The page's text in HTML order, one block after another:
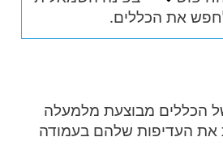
את הכללים.
הכללים מבוצעת מלמעלה
העדיפות שלהם בעמודה